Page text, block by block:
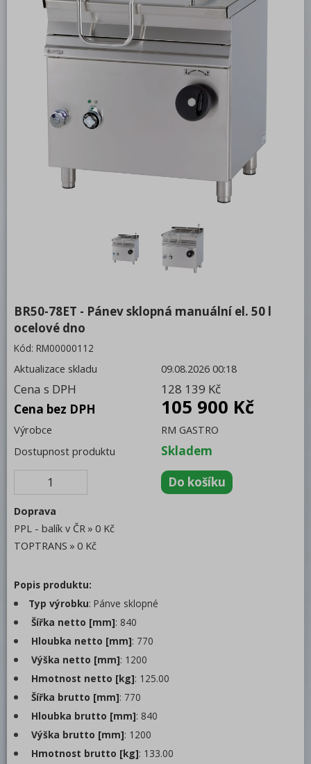
Vařiče těstovin
Smažící pánve multifunkční
Pánve sklopné
Plynové
Kotle
Podestavby
RM LOTUS 900
Pizza program
Konvektomaty
Chlazení
Mycí program
Salamandry
Regálový systém
Drop In - Monoblok
Bufety, drop-in, vitríny, výdejní vany a
vodní lázně
RM
REDFOX 600
REDFOX 700
REDFOX 900
Volně stojící moduly
Nerezový program
Stolní zařízení
Příprava masa a zeleniny
BR50-78ET - Pánev sklopná manuální el. 50 l
ocelové dno
Kód: RM00000112
Aktualizace skladu
09.08.2026 00:18
Cena s DPH
128 139 Kč
Cena bez DPH
105 900 Kč
Výrobce
RM GASTRO
Dostupnost produktu
Skladem
Doprava
PPL - balík v ČR
0 Kč
TOPTRANS
0 Kč
Popis produktu:
Typ výrobku: Pánve sklopné
Šířka netto [mm]: 840
Hloubka netto [mm]: 770
Výška netto [mm]: 1200
Hmotnost netto [kg]: 125.00
Šířka brutto [mm]: 770
Hloubka brutto [mm]: 840
Výška brutto [mm]: 1200
Hmotnost brutto [kg]: 133.00